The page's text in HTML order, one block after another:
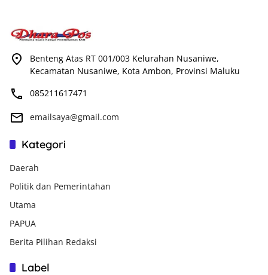
Benteng Atas RT 001/003 Kelurahan Nusaniwe,
Kecamatan Nusaniwe, Kota Ambon, Provinsi Maluku
085211617471
emailsaya@gmail.com
Kategori
Daerah
Politik dan Pemerintahan
Utama
PAPUA
Berita Pilihan Redaksi
Label